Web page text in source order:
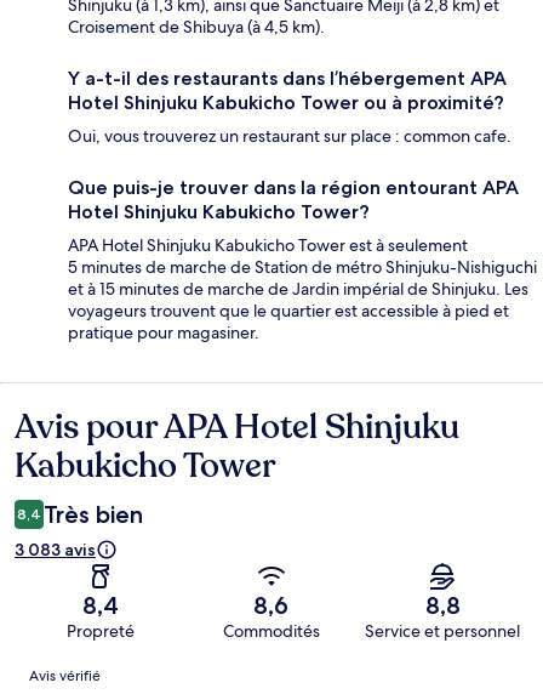
Shinjuku (à 1,3 km), ainsi que Sanctuaire Meiji (à 2,8 km) et
Croisement de Shibuya (à 4,5 km).
Y a-t-il des restaurants dans l’hébergement APA
Hotel Shinjuku Kabukicho Tower ou à proximité?
Oui, vous trouverez un restaurant sur place : common cafe.
Que puis-je trouver dans la région entourant APA
Hotel Shinjuku Kabukicho Tower?
APA Hotel Shinjuku Kabukicho Tower est à seulement
5 minutes de marche de Station de métro Shinjuku-Nishiguchi
et à 15 minutes de marche de Jardin impérial de Shinjuku. Les
voyageurs trouvent que le quartier est accessible à pied et
pratique pour magasiner.
Avis
Avis pour APA Hotel Shinjuku
Kabukicho Tower
8,4 Très bien
3 083 avis
8,4
Propreté
8,6
Commodités
8,8
Service et personnel
Avis
Avis vérifié